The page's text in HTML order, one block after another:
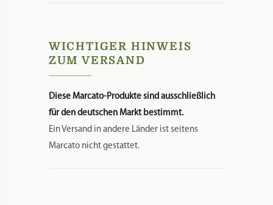
WICHTIGER HINWEIS
ZUM VERSAND
Diese Marcato-Produkte sind ausschließlich
für den deutschen Markt bestimmt.
Ein Versand in andere Länder ist seitens
Marcato nicht gestattet.